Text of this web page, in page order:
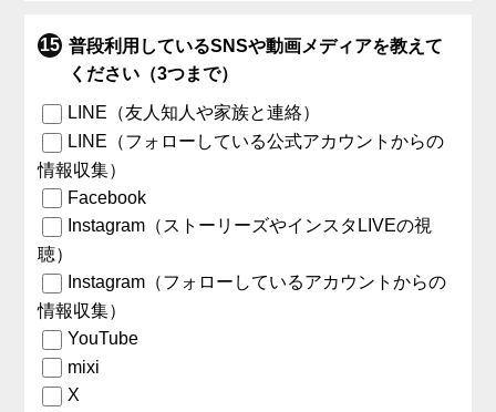
普段利用しているSNSや動画メディアを教えて
ください（3つまで）
LINE（友人知人や家族と連絡）
LINE（フォローしている公式アカウントからの
情報収集）
Facebook
Instagram（ストーリーズやインスタLIVEの視
聴）
Instagram（フォローしているアカウントからの
情報収集）
YouTube
mixi
X